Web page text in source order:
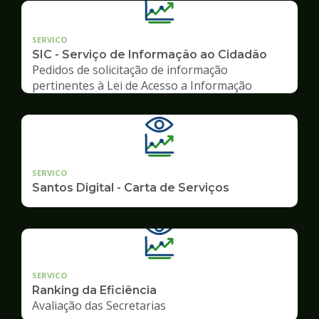
SERVICO
SIC - Serviço de Informação ao Cidadão
Pedidos de solicitação de informação
pertinentes à Lei de Acesso a Informação
SERVICO
Santos Digital - Carta de Serviços
SERVICO
Ranking da Eficiência
Avaliação das Secretarias